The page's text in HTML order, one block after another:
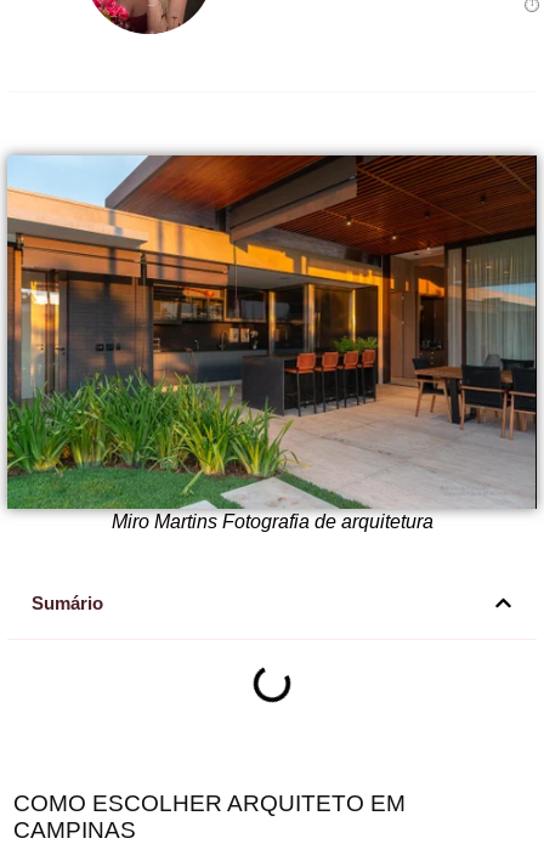
⏱
Miro Martins Fotografia de arquitetura
Sumário
COMO ESCOLHER ARQUITETO EM
CAMPINAS